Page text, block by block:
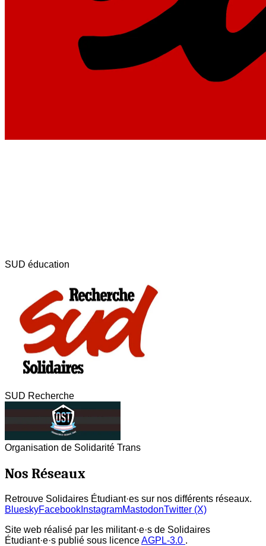
SUD éducation
SUD Recherche
Organisation de Solidarité Trans
Nos Réseaux
Retrouve Solidaires Étudiant·es sur nos différents réseaux.
BlueskyFacebook InstagramMastodonTwitter (X)
Site web réalisé par les militant·e·s de Solidaires
Étudiant·e·s publié sous licenceAGPL-3.0 .